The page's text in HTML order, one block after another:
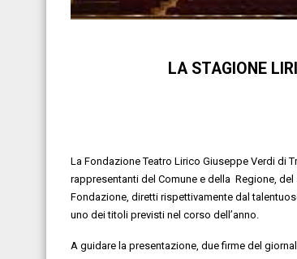
LA STAGIONE
La Fondazione Teatro Lirico Giuseppe Verdi di
rappresentanti del Comune e della Regione, del
Fondazione, diretti rispettivamente dal
uno dei titoli previsti nel corso dell’anno.
A guidare la presentazione, due firme del